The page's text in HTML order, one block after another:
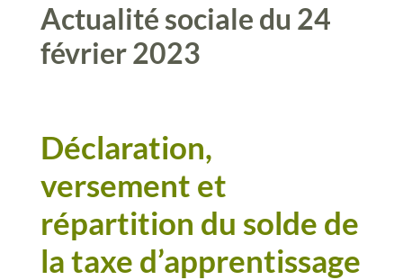
Actualité sociale du 24
février 2023
Déclaration,
versement et
répartition du solde de
la taxe d’apprentissage